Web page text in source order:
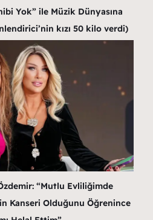
Yok” ile Müzik Dünyasına
kızı 50 kilo verdi)
“Mutlu Evliliğimde
Kanseri Olduğunu Öğrenince